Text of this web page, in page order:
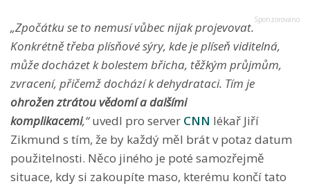
„Zpočátku se to nemusí vůbec nijak projevovat.
Konkrétně třeba plísňové sýry, kde je plíseň viditelná,
může docházet k bolestem břicha, těžkým průjmům,
zvracení, přičemž dochází k dehydrataci. Tím je
ohrožen ztrátou vědomí a dalšími
komplikacemi,“uvedl pro server CNN lékař Jiří
Zikmund s tím, že by každý měl brát v potaz datum
použitelnosti. Něco jiného je poté samozřejmě
situace, kdy si zakoupíte maso, kterému končí tato